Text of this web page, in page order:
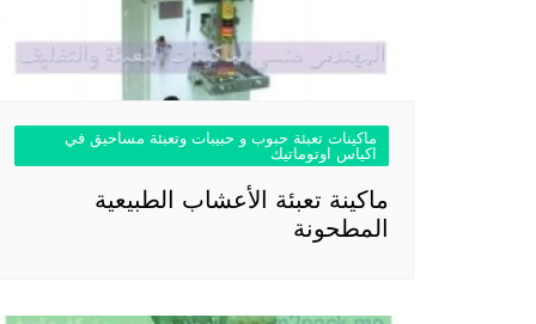
ماكينات تعبئة حبوب و حبيبات وتعبئة مساحيق في
اكياس اوتوماتيك
ماكينة تعبئة الأعشاب الطبيعية
المطحونة